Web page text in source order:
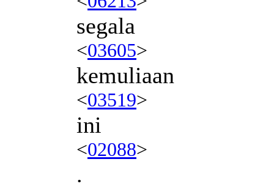
segala
<03605>
kemuliaan
<03519>
ini
<02088>
.